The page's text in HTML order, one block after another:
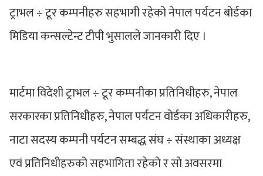
ट्राभल ÷ टूर कम्पनीहरु सहभागी रहेको नेपाल पर्यटन बोर्डका
मिडिया कन्सल्टेन्ट टीपी भुसालले जानकारी दिए ।
मार्टमा विदेशी ट्राभल ÷ टूर कम्पनीका प्रतिनिधीहरु, नेपाल
सरकारका प्रतिनिधीहरु, नेपाल पर्यटन वोर्डका अधिकारीहरु,
नाटा सदस्य कम्पनी पर्यटन सम्बद्ध संघ ÷ संस्थाका अध्यक्ष
एवं प्रतिनिधीहरुको सहभागिता रहेको र सो अवसरमा